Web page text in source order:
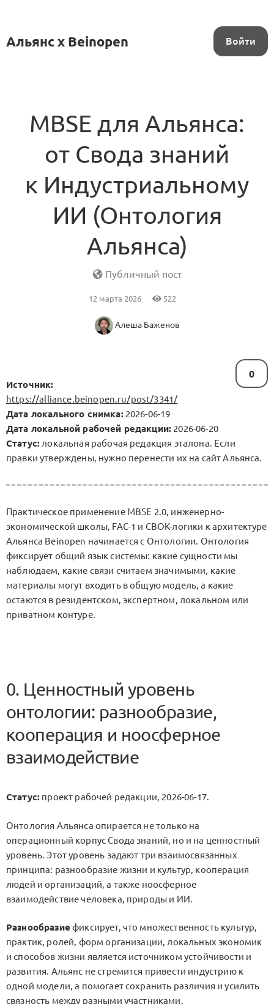
Альянс x Beinopen Войти
MBSE для Альянса:
от Свода знаний
к Индустриальному
ИИ (Онтология
Альянса)
Публичный пост
12 марта 2026 522
Алеша Баженов
0
Источник:
https://alliance.beinopen.ru/post/3341/
Дата локального снимка:2026-06-19
Дата локальной рабочей редакции: 2026-06-20
Статус: локальная рабочая редакция эталона. Если
правки утверждены, нужно перенести их на сайт Альянса.
Практическое применение MBSE 2.0, инженерно-
экономической школы, FAC-1 и CBOK-логики к архитектуре
Альянса Beinopen начинается с Онтологии. Онтология
фиксирует общий язык системы: какие сущности мы
наблюдаем, какие связи считаем значимыми, какие
материалы могут входить в общую модель, а какие
остаются в резидентском, экспертном, локальном или
приватном контуре.
0. Ценностный уровень
онтологии: разнообразие,
кооперация и ноосферное
взаимодействие
Статус: проект рабочей редакции, 2026-06-17.
Онтология Альянса опирается не только на
операционный корпус Свода знаний, но и на ценностный
уровень. Этот уровень задают три взаимосвязанных
принципа: разнообразие жизни и культур, кооперация
людей и организаций, а также ноосферное
взаимодействие человека, природы и ИИ.
Разнообразие фиксирует, что множественность культур,
практик, ролей, форм организации, локальных экономик
и способов жизни является источником устойчивости и
развития. Альянс не стремится привести индустрию к
одной модели, а помогает сохранить различия и усилить
связность между разными участниками.